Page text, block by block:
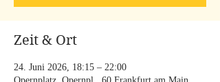
Zeit & Ort
24. Juni 2026, 18:15 – 22:00